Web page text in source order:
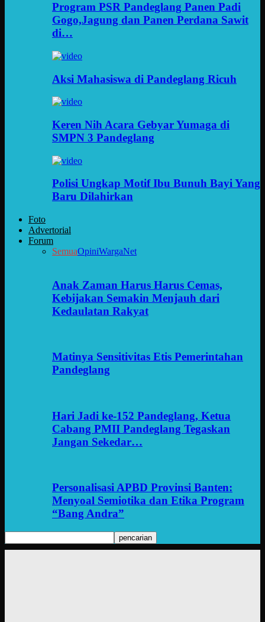
Program PSR Pandeglang Panen Padi
Gogo,Jagung dan Panen Perdana Sawit
di…
Aksi Mahasiswa di Pandeglang Ricuh
Keren Nih Acara Gebyar Yumaga di
SMPN 3 Pandeglang
Polisi Ungkap Motif Ibu Bunuh Bayi Yang
Baru Dilahirkan
Foto
Advertorial
Forum
SemuaOpiniWargaNet
Anak Zaman Harus Harus Cemas,
Kebijakan Semakin Menjauh dari
Kedaulatan Rakyat
Matinya Sensitivitas Etis Pemerintahan
Pandeglang
Hari Jadi ke-152 Pandeglang, Ketua
Cabang PMII Pandeglang Tegaskan
Jangan Sekedar…
Personalisasi APBD Provinsi Banten:
Menyoal Semiotika dan Etika Program
“Bang Andra”